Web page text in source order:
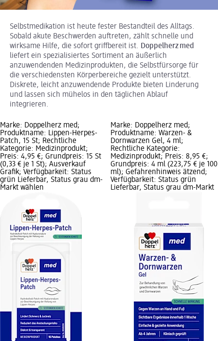
Selbstmedikation ist heute fester Bestandteil des Alltags.
Sobald akute Beschwerden auftreten, zählt schnelle und
wirksame Hilfe, die sofort griffbereit ist. Doppelherz med
liefert ein spezialisiertes Sortiment an äußerlich
anzuwendenden Medizinprodukten, die Selbstfürsorge für
die verschiedensten Körperbereiche gezielt unterstützt.
Diskrete, leicht anzuwendende Produkte bieten Linderung
und lassen sich mühelos in den täglichen Ablauf
integrieren.
Marke: Doppelherz med;
Produktname: Lippen-Herpes-
Patch, 15 St; Rechtliche
Kategorie: Medizinprodukt;
Preis: 4,95 €; Grundpreis: 15 St
(0,33 € je 1 St); Ausverkauf
Grafik; Verfügbarkeit: Status
grün Lieferbar, Status grau dm-
Markt wählen
Marke: Doppelherz med;
Produktname: Warzen- &
Dornwarzen Gel, 4 ml;
Rechtliche Kategorie:
Medizinprodukt; Preis: 8,95 €;
Grundpreis: 4 ml (223,75 € je 100
ml); Gefahrenhinweis ätzend;
Verfügbarkeit: Status grün
Lieferbar, Status grau dm-Markt